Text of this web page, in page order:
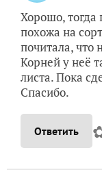
Хорошо, тогда
похожа на
почитала, что
Корней у неё
листа. Пока
Спасибо.
Ответить